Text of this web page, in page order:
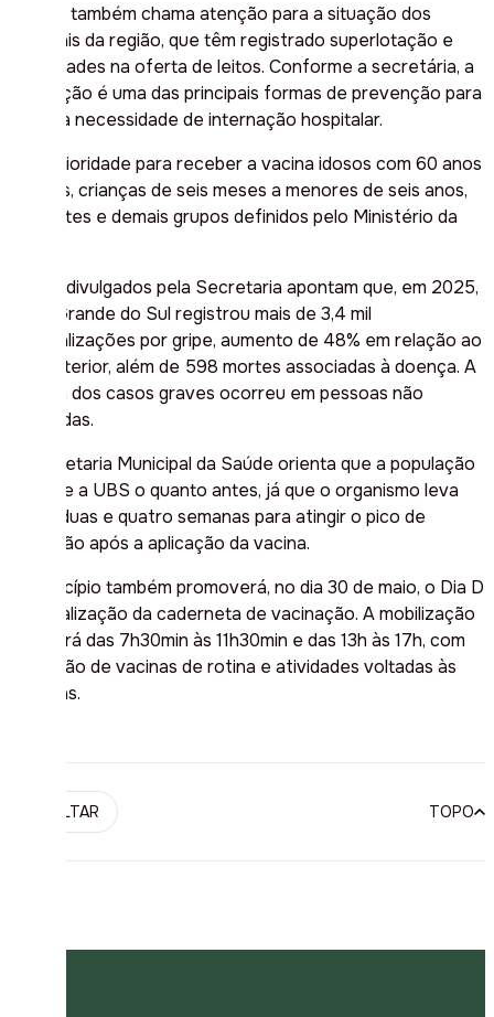
Helena também chama atenção para a situação dos
hospitais da região, que têm registrado superlotação e
dificuldades na oferta de leitos. Conforme a secretária, a
vacinação é uma das principais formas de prevenção para
evitar a necessidade de internação hospitalar.
Têm prioridade para receber a vacina idosos com 60 anos
ou mais, crianças de seis meses a menores de seis anos,
gestantes e demais grupos definidos pelo Ministério da
Dados divulgados pela Secretaria apontam que, em 2025,
Rio Grande do Sulregistrou mais de 3,4 mil
hospitalizações por gripe, aumento de 48% em relação ao
ano anterior, além de 598 mortes associadas à doença. A
maioria dos casos graves ocorreu em pessoas não
vacinadas.
A Secretaria Municipal da Saúde orienta que a população
procure a UBS o quanto antes, já que o organismo leva
entre duas e quatro semanas para atingir o pico de
proteção após a aplicação da vacina.
O município também promoverá, no dia 30 de maio, o Dia D
de atualização da caderneta de vacinação. A mobilização
ocorrerá das 7h30min às 11h30min e das 13h às 17h, com
aplicação de vacinas de rotina e atividades voltadas às
crianças.
VOLTAR TOPO